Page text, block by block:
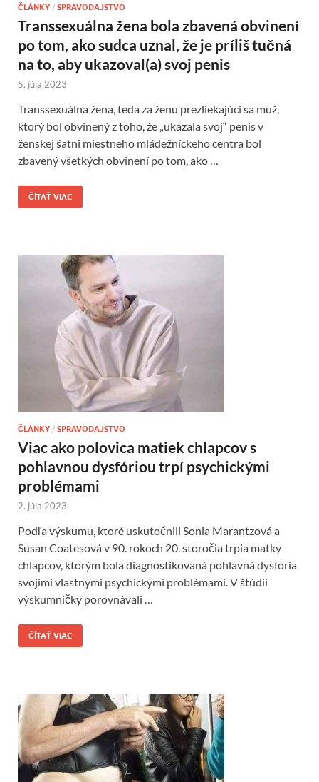
ČLÁNKY / SPRAVODAJSTVO
Transsexuálna žena bola zbavená obvinení
po tom, ako sudca uznal, že je príliš tučná
na to, aby ukazoval(a) svoj penis
5. júla 2023
Transsexuálna žena, teda za ženu prezliekajúci sa muž,
ktorý bol obvinený z toho, že „ukázala svoj“ penis v
ženskej šatni miestneho mládežníckeho centra bol
zbavený všetkých obvinení po tom, ako …
ČÍTAŤ VIAC
ČLÁNKY / SPRAVODAJSTVO
Viac ako polovica matiek chlapcov s
pohlavnou dysfóriou trpí psychickými
problémami
2. júla 2023
Podľa výskumu, ktoré uskutočnili Sonia Marantzová a
Susan Coatesová v 90. rokoch 20. storočia trpia matky
chlapcov, ktorým bola diagnostikovaná pohlavná dysfória
svojimi vlastnými psychickými problémami. V štúdii
výskumníčky porovnávali …
ČÍTAŤ VIAC